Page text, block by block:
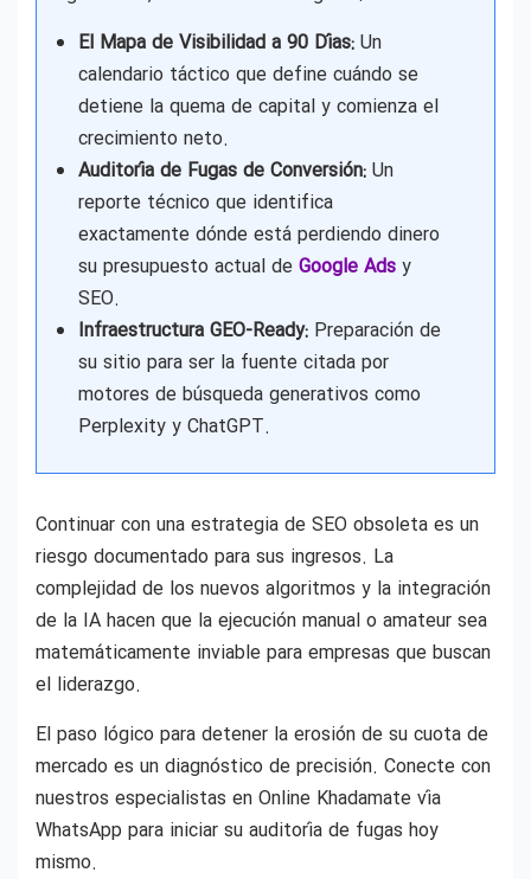
El Mapa de Visibilidad a 90 Días: Un
calendario táctico que define cuándo se
detiene la quema de capital y comienza el
crecimiento neto.
Auditoría de Fugas de Conversión: Un
reporte técnico que identifica
exactamente dónde está perdiendo dinero
su presupuesto actual de Google Ads y
SEO.
Infraestructura GEO-Ready: Preparación de
su sitio para ser la fuente citada por
motores de búsqueda generativos como
Perplexity y ChatGPT.
Continuar con una estrategia de SEO obsoleta es un
riesgo documentado para sus ingresos. La
complejidad de los nuevos algoritmos y la integración
de la IA hacen que la ejecución manual o amateur sea
matemáticamente inviable para empresas que buscan
el liderazgo.
El paso lógico para detener la erosión de su cuota de
mercado es un diagnóstico de precisión. Conecte con
nuestros especialistas en Online Khadamate vía
WhatsApp para iniciar su auditoría de fugas hoy
mismo.